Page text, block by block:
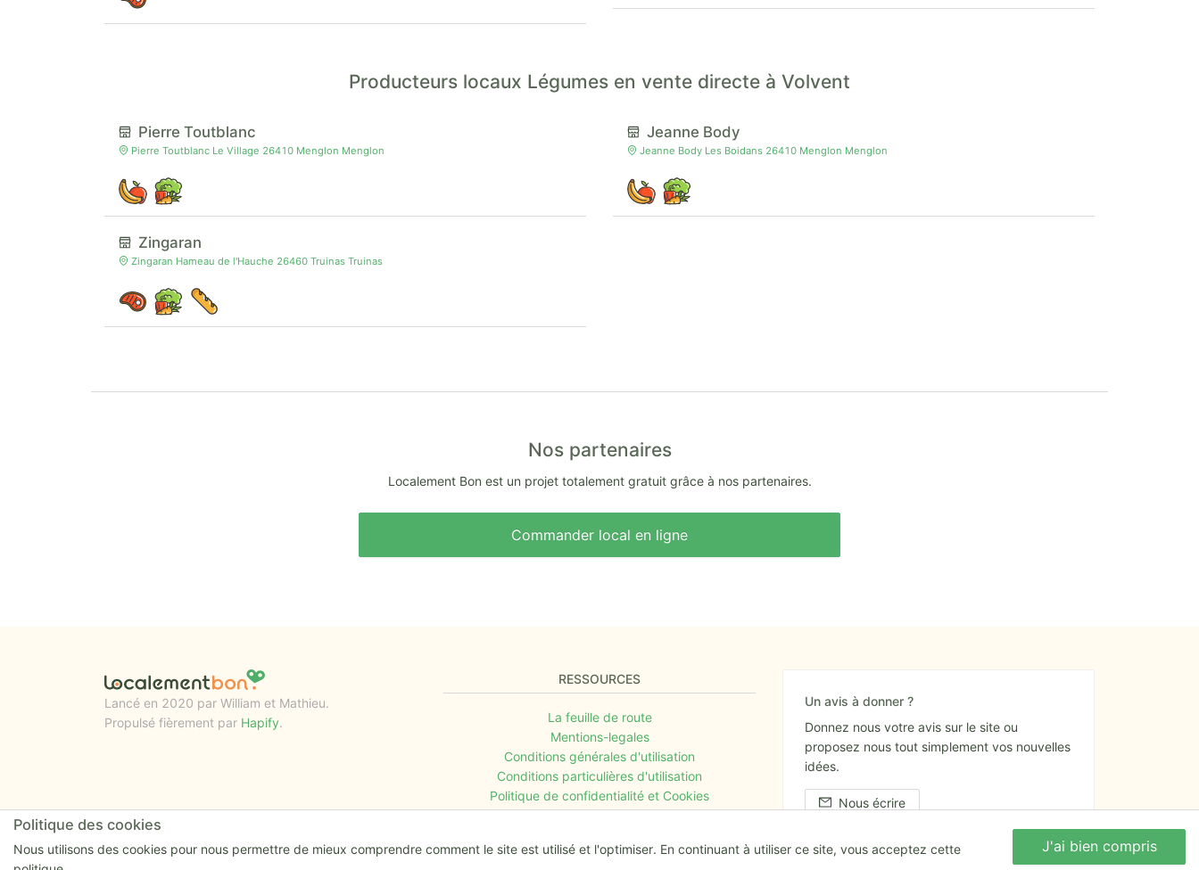
Producteurs locaux Légumes en vente directe à Volvent
Pierre Toutblanc
Pierre Toutblanc Le Village 26410 Menglon Menglon
Zingaran
Zingaran Hameau de l'Hauche 26460 Truinas Truinas
Jeanne Body
Jeanne Body Les Boidans 26410 Menglon Menglon
Nos partenaires
Localement Bon est un projet totalement gratuit grâce à nos partenaires.
Commander local en ligne
Lancé en 2020 par William et Mathieu.
Propulsé fièrement par Hapify.
RESSOURCES
La feuille de route
Mentions-legales
Conditions générales d'utilisation
Conditions particulières d'utilisation
Politique de confidentialité et Cookies
Un avis à donner ?
Donnez nous votre avis sur le site ou
proposez nous tout simplement vos nouvelles
idées.
Nous écrire
Politique des cookies
Nous utilisons des cookies pour nous permettre de mieux comprendre comment le site est utilisé et l'optimiser. En continuant à utiliser ce site, vous acceptez cette
J'ai bien compris
Nous écrire